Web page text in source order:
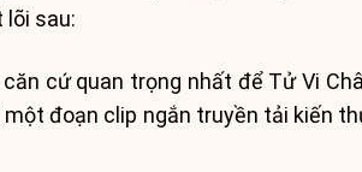
lõi sau:
cứ quan trọng nhất để Tử Vi
đoạn clip ngắn truyền tải kiến